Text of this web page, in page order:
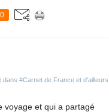
0
dans #Carnet de France et d'ailleurs
voyage et qui a partagé